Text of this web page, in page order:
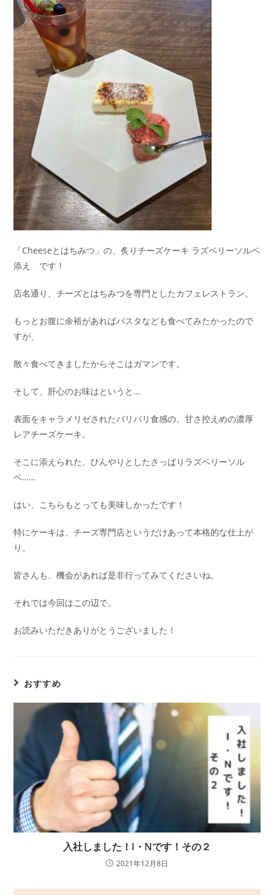
「Cheeseとはちみつ」の、炙りチーズケーキ ラズベリーソルベ
添え です！
店名通り、チーズとはちみつを専門としたカフェレストラン。
もっとお腹に余裕があればパスタなども食べてみたかったので
すが、
散々食べてきましたからそこはガマンです。
そして、肝心のお味はというと…
表面をキャラメリゼされたパリパリ食感の、甘さ控えめの濃厚
レアチーズケーキ。
そこに添えられた、ひんやりとしたさっぱりラズベリーソル
ベ……
はい、こちらもとっても美味しかったです！
特にケーキは、チーズ専門店というだけあって本格的な仕上が
り。
皆さんも、機会があれば是非行ってみてくださいね。
それでは今回はこの辺で。
お読みいただきありがとうございました！
おすすめ
入社しました！I・Nです！その２
2021年12月8日